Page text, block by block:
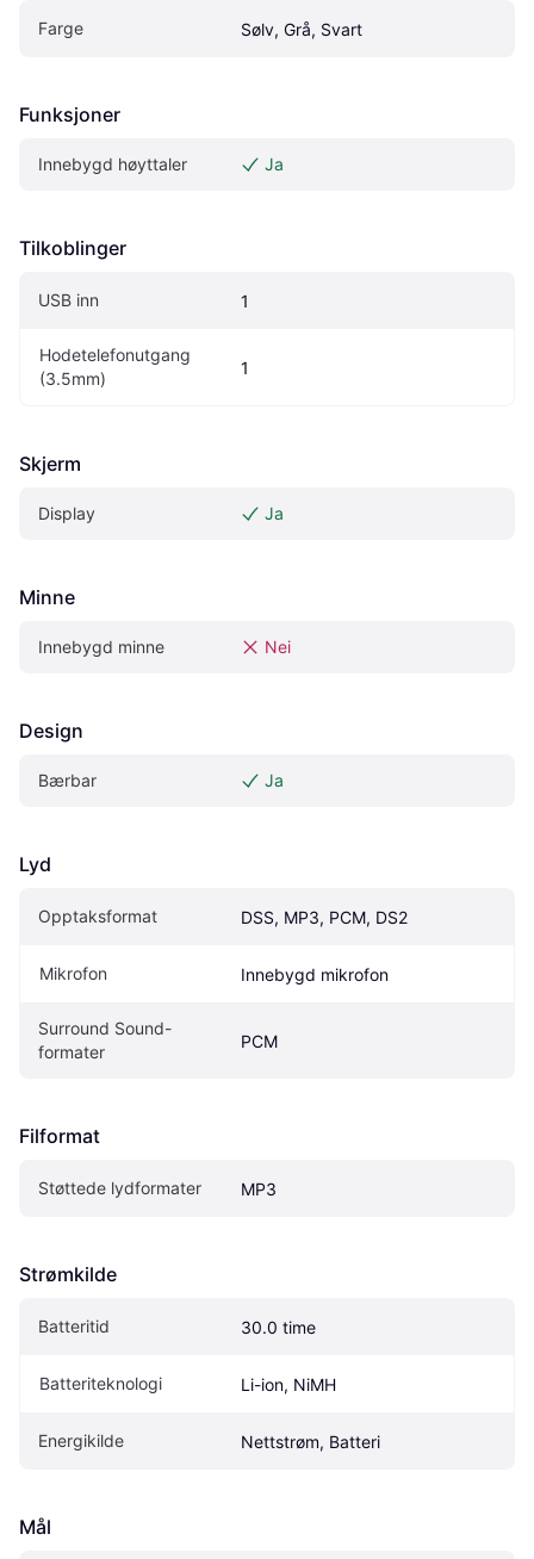
Farge Sølv, Grå, Svart
Funksjoner
Innebygd høyttaler Ja
Tilkoblinger
USB inn 1
Hodetelefonutgang
(3.5mm)
1
Skjerm
Display Ja
Minne
Innebygd minne Nei
Design
Bærbar Ja
Lyd
Opptaksformat DSS, MP3, PCM, DS2
Mikrofon Innebygd mikrofon
Surround Sound-
formater
PCM
Filformat
Støttede lydformater MP3
Strømkilde
Batteritid 30.0 time
Batteriteknologi Li-ion, NiMH
Energikilde Nettstrøm, Batteri
Mål